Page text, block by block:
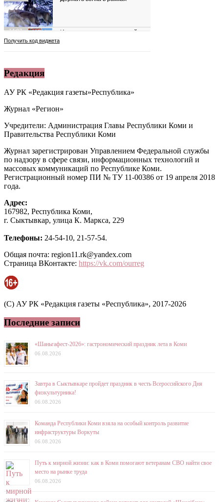
Редакция
АУ РК «Редакция газеты»Республика»
Журнал «Регион»
Учредители: Администрация Главы Республики Коми и
Правительства Республики Коми
Журнал зарегистрирован Управлением Федеральной службы
по надзору в сфере связи, информационных технологий и
массовых коммуникаций по Республике Коми.
Регистрационный номер ПИ № ТУ 11-00386 от 19 апреля 2018
года.
Адрес:
167982, Республика Коми,
г. Сыктывкар, улица К. Маркса, 229
Телефоны: 24-54-10, 21-57-54.
Общая почта: region11.rk@yandex.com
Страница ВКонтакте: https://vk.com/ourreg
(C) АУ РК «Редакция газеты «Республика», 2017-2026
Последние записи
«Шаньгафест-2026»: гастрономический праздник лета в Коми
06.08.2026
Завтра в Сыктывкаре пройдет праздник в честь Всероссийского Дня
физкультурника!
06.08.2026
Команда Республики Коми взяла на особый контроль развитие
инфраструктуры Воркуты
06.08.2026
Путь к мирной жизни: как в Коми помогают ветеранам СВО найти свое
место на рынке труда
06.08.2026